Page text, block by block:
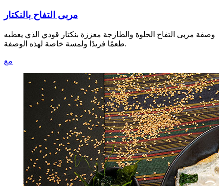
مربى التفاح بالنكتار
وصفة مربى التفاح الحلوة والطازجة معززة بنكتار قودي الذي يعطيه
طعمًا فريدًا ولمسة خاصة لهذه الوصفة.
مع